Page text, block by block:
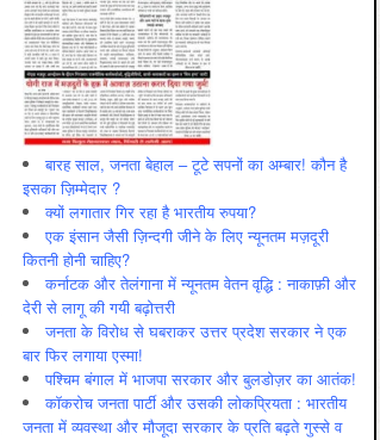
बारह साल, जनता बेहाल – टूटे सपनों का अम्बार! कौन है
इसका ज़िम्मेदार ?
क्यों लगातार गिर रहा है भारतीय रुपया?
एक इंसान जैसी ज़िन्दगी जीने के लिए न्यूनतम मज़दूरी
कितनी होनी चाहिए?
कर्नाटक और तेलंगाना में न्यूनतम वेतन वृद्धि : नाकाफ़ी और
देरी से लागू की गयी बढ़ोत्तरी
जनता के विरोध से घबराकर उत्तर प्रदेश सरकार ने एक
बार फिर लगाया एस्मा!
पश्चिम बंगाल में भाजपा सरकार और बुलडोज़र का आतंक!
कॉकरोच जनता पार्टी और उसकी लोकप्रियता : भारतीय
जनता में व्‍यवस्‍था और मौजूदा सरकार के प्रति बढ़ते गुस्‍से व